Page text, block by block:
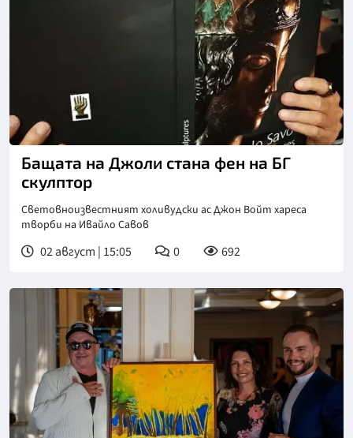
Бащата на Джоли стана фен на БГ
скулптор
Световноизвестният холивудски ас Джон Войт хареса
творби на Ивайло Савов
02 август | 15:05 0 692